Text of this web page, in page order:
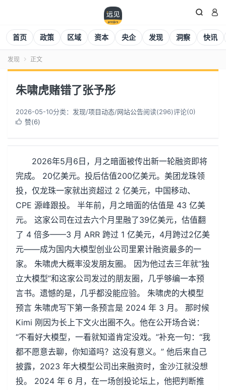
 
首页 政策 区域 资本 央企 发现 洞察 快讯
发现  正文
朱啸虎赌错了张予彤
2026-05-10分类： 发现/项目动态/网站公告阅读(296)评论(0)
 赞(6)
2026年5月6日，月之暗面被传出新一轮融资即将
完成。 20亿美元。投后估值200亿美元。美团龙珠领
投，仅龙珠一家就出资超过 2 亿美元，中国移动、
CPE 源峰跟投。 半年前，月之暗面的估值是 43 亿美
元。 这家公司在过去六个月里融了39亿美元，估值翻
了 4 倍多——3 月 ARR 跨过 1 亿美元，4月跨过2亿美
元——成为国内大模型创业公司里累计融资最多的一
家。 朱啸虎大概率没发朋友圈。 因为他过去三年就“独
立大模型”和这家公司发过的朋友圈，几乎够编一本预
言书。遗憾的是，几乎都没能应验。 朱啸虎的大模型
预言 朱啸虎写下第一条预言是 2024 年 3 月。 那时候
Kimi 刚因为长上下文火出圈不久。他在公开场合说：
“不看好大模型，一看就知道肯定没戏。”补充一句：“我
都不愿意去聊，你知道吗？这没有意义。” 他后来自己
披露，2023 年大模型公司出来融资时，金沙江就没想
投。 2024 年 6 月，在一场创投论坛上，他把判断推